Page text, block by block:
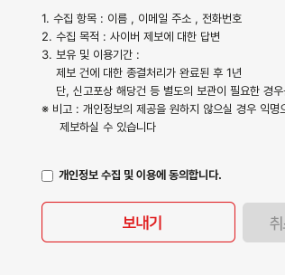
1. 수집 항목 : 이름 , 이메일 주소 , 전화번호
2. 수집 목적 : 사이버 제보에 대한 답변
3. 보유 및 이용기간 :
제보 건에 대한 종결처리가 완료된 후 1년
단, 신고포상 해당건 등 별도의 보관이 필요한 경우
※ 비고 : 개인정보의 제공을 원하지 않으실 경우 익명
제보하실 수 있습니다
개인정보 수집 및 이용에 동의합니다.